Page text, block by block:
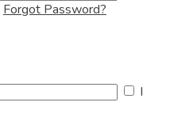
Forgot Password?
I